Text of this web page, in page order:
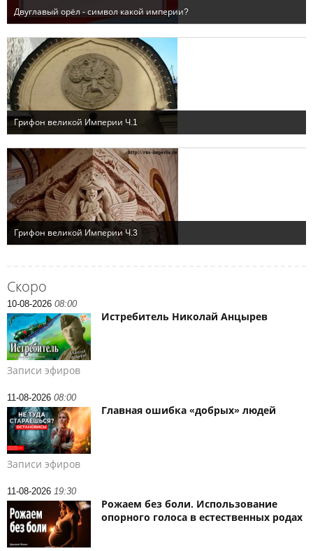
Скоро
10-08-2026 08:00
Истребитель Николай Анцырев
Записи эфиров
11-08-2026 08:00
Главная ошибка «добрых» людей
Записи эфиров
11-08-2026 19:30
Рожаем без боли. Использование
опорного голоса в естественных родах